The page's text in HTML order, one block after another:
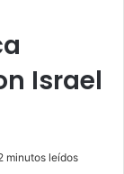
Israel
minutos leídos